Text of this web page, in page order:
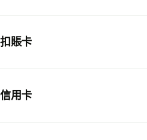
扣賬卡
信用卡